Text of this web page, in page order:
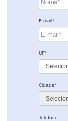
E-mail*
UF*
Cidade*
Telefone